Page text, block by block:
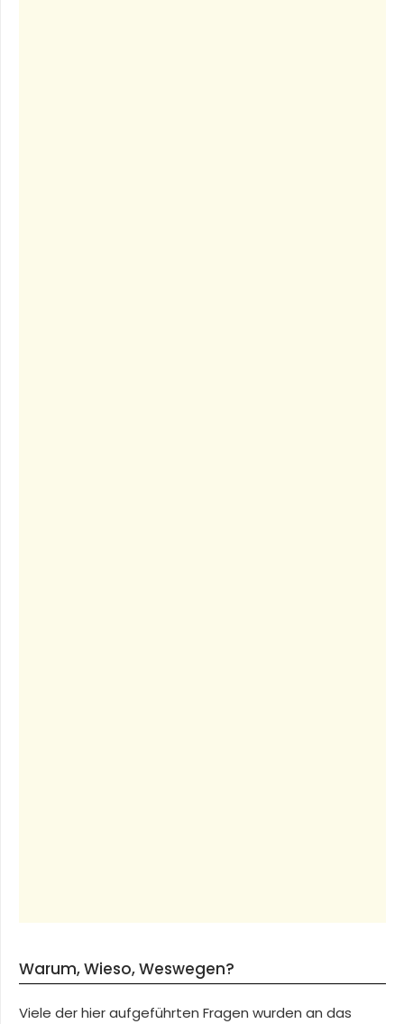
Warum, Wieso, Weswegen?
Viele der hier aufgeführten Fragen wurden an das